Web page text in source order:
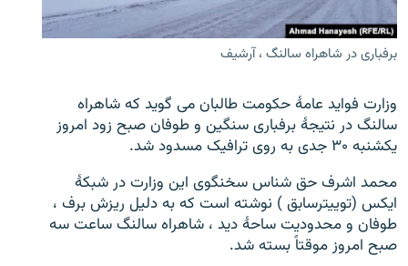
تماس
صفحه پشتو
Azadi English
به ما بپیوندید
همۀ سایت‌های رادیو آزادی/ رادیو اروپای آزاد
برفباری در شاهراه سالنگ ، آرشیف
وزارت فواید عامۀ حکومت طالبان می گوید که شاهراه
سالنگ در نتیجۀ برفباری سنگین و طوفان صبح زود امروز
یکشنبه ۳۰ جدی به روی ترافیک مسدود شد.
محمد اشرف حق شناس سخنگوی این وزارت در شبکۀ
ایکس (توییترسابق ) نوشته است که به دلیل ریزش برف ،
طوفان و محدودیت ساحۀ دید ، شاهراه سالنگ ساعت سه
صبح امروز موقتاً بسته شد.